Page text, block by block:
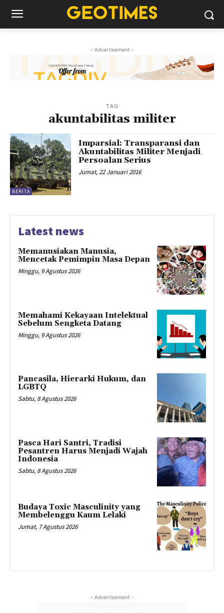
- Advertisement -
TAG
akuntabilitas militer
BERITA
Imparsial: Transparansi dan
Akuntabilitas Militer Menjadi
Persoalan Serius
Jumat, 22 Januari 2016
Latest news
Memanusiakan Manusia,
Mencetak Pemimpin Masa Depan
Minggu, 9 Agustus 2026
Memahami Kekayaan Intelektual
Sebelum Sengketa Datang
Minggu, 9 Agustus 2026
Pancasila, Hierarki Hukum, dan
LGBTQ
Sabtu, 8 Agustus 2026
Pasca Hari Santri, Tradisi
Pesantren Harus Menjadi Wajah
Indonesia
Sabtu, 8 Agustus 2026
Budaya Toxic Masculinity yang
Membelenggu Kaum Lelaki
Jumat, 7 Agustus 2026
- Advertisement -